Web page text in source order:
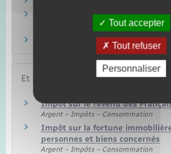
Quelle est la date limite pour
déclaration de revenus ?
Quelles sanctions en cas de
Et aussi
Impôt sur le revenu des
Argent – Impôts – Consommation
Impôt sur la fortune
personnes et biens concernés
Argent – Impôts – Consommation
Tout accepter
Tout refuser
Personnaliser